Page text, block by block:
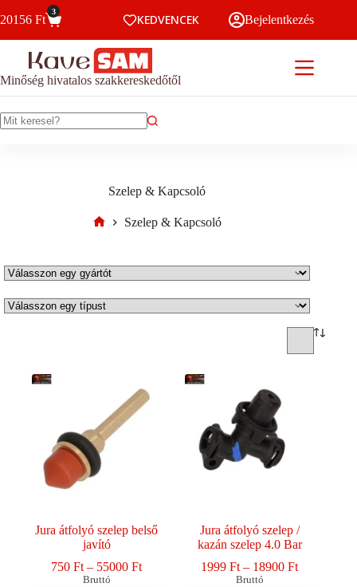
to
Kosár
20156 Ft
3
KEDVENCEK Bejelentkezés
Minőség hivatalos szakkereskedőtől
Szelep & Kapcsoló
Szelep & Kapcsoló
Jura átfolyó szelep belső
javító
750Ft – 55000FtÁrtartomány:
Bruttó
Jura átfolyó szelep /
kazán szelep 4.0 Bar
1999Ft – 18900Ft
Bruttó